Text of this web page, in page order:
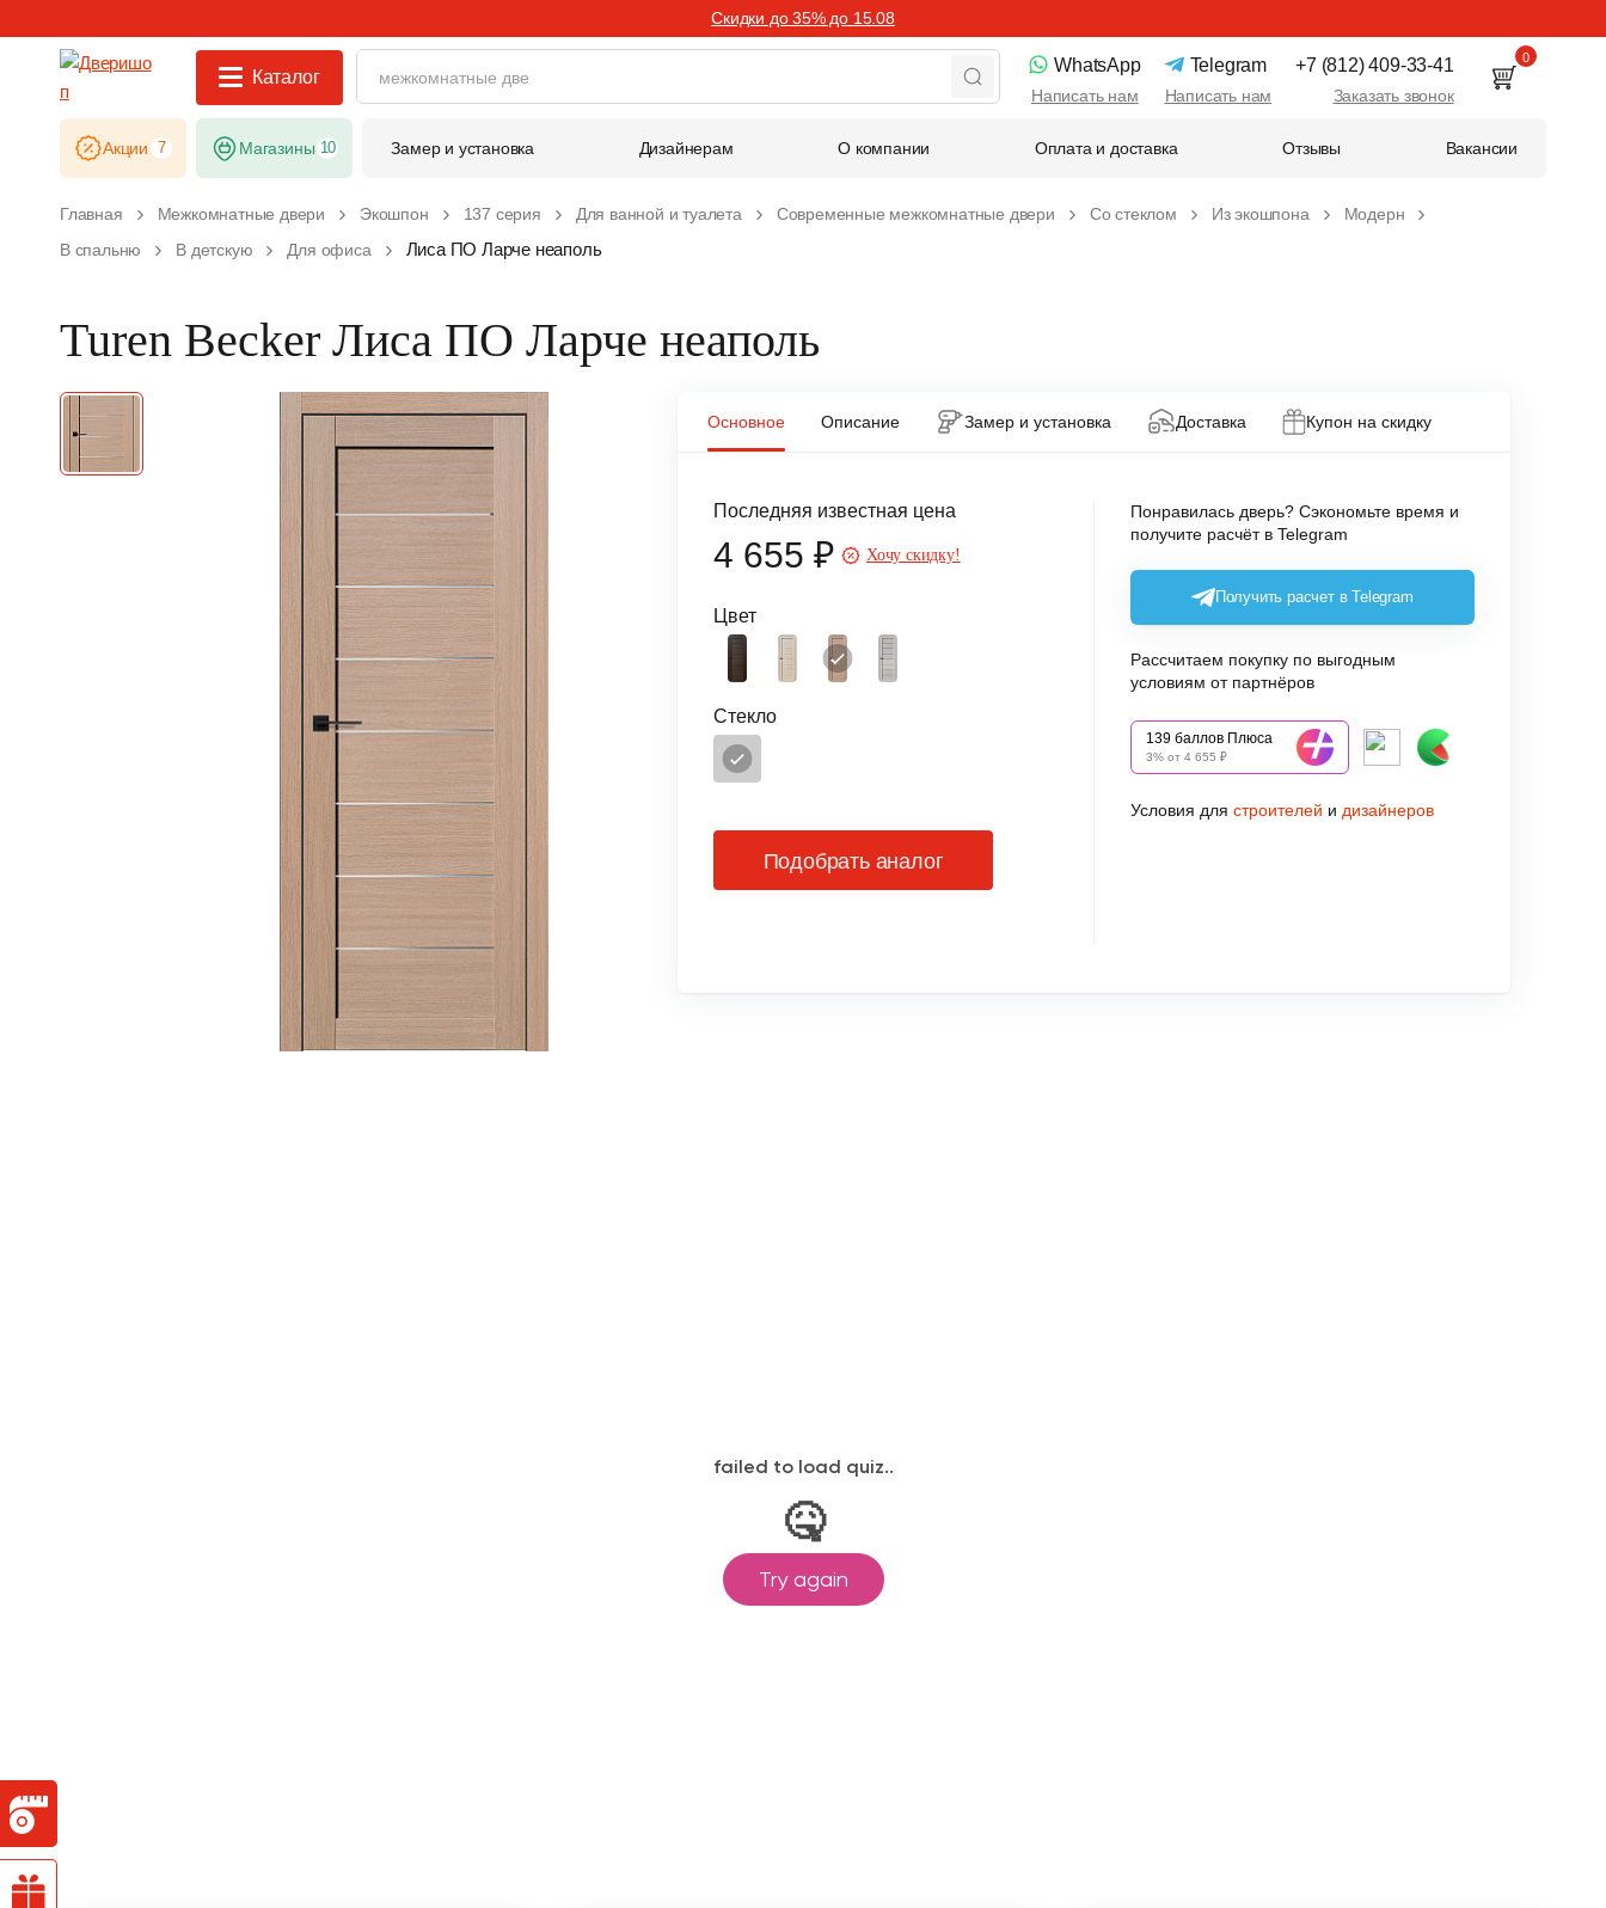
Скидки до 35% до 15.08
Каталог
WhatsApp
Написать нам
Telegram
Написать нам
+7 (812) 409-33-41
Заказать звонок
0
Акции 7 Магазины 10 Замер и установка Дизайнерам О компании Оплата и доставка Отзывы Вакансии
Главная Межкомнатные двери Экошпон 137 серия Для ванной и туалета Современные межкомнатные двери Со стеклом Из экошпона
Модерн
В спальню
В детскую Для офиса Лиса ПО Ларче неаполь
Turen Becker Лиса ПО Ларче неаполь
Основное Описание Замер и установка Доставка Купон на скидку
Цвет
Стекло
Последняя известная цена
4 655 ₽ Хочу скидку!
Подобрать аналог
Понравилась дверь? Сэкономьте время и
получите расчёт в Telegram
Получить расчет в Telegram
Рассчитаем покупку по выгодным
условиям от партнёров
139 баллов Плюса
3% от 4 655 ₽
Условия для строителей и дизайнеров